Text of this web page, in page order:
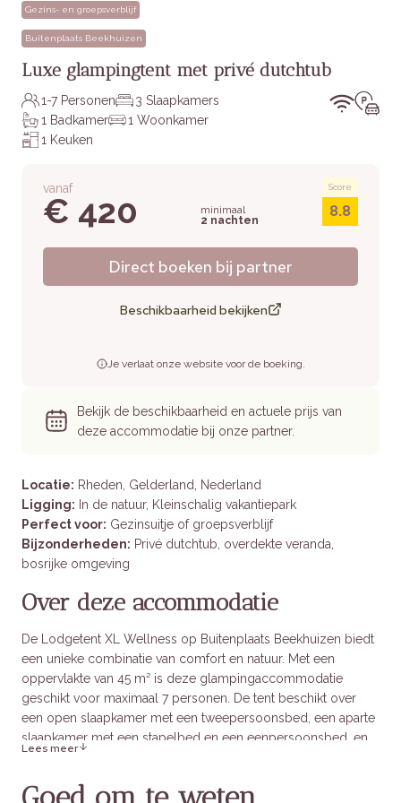
Gezins- en groepsverblijf
Buitenplaats Beekhuizen
Luxe glampingtent met privé dutchtub
1-7 Personen
3 Slaapkamers
1 Badkamer
1 Woonkamer
1 Keuken
Locatie: Rheden, Gelderland, Nederland
Ligging: In de natuur, Kleinschalig vakantiepark
Perfect voor: Gezinsuitje of groepsverblijf
Bijzonderheden: Privé dutchtub, overdekte veranda,
bosrijke omgeving
Over deze accommodatie
De Lodgetent XL Wellness op Buitenplaats Beekhuizen biedt
een unieke combinatie van comfort en natuur. Met een
oppervlakte van 45 m² is deze glampingaccommodatie
geschikt voor maximaal 7 personen. De tent beschikt over
een open slaapkamer met een tweepersoonsbed, een aparte
slaapkamer met een stapelbed en een eenpersoonsbed, en
Lees meer
vanaf
€ 420
minimaal
2 nachten
Score
8.8
Direct boeken bij partner
Beschikbaarheid bekijken
Je verlaat onze website voor de boeking.
Bekijk de beschikbaarheid en actuele prijs van
deze accommodatie bij onze partner.